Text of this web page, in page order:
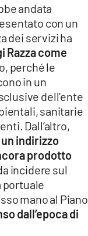
andata
con un
dei servizi ha
Razzacome
perché le
in un
dell’ente
sanitarie
Dall’altro,
indirizzo
prodotto
incidere sul
portuale
mano al Piano
dall’epoca di